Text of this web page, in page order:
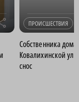
ПРОИСШЕСТВИЯ
Собственника
Ковалихинской
снос